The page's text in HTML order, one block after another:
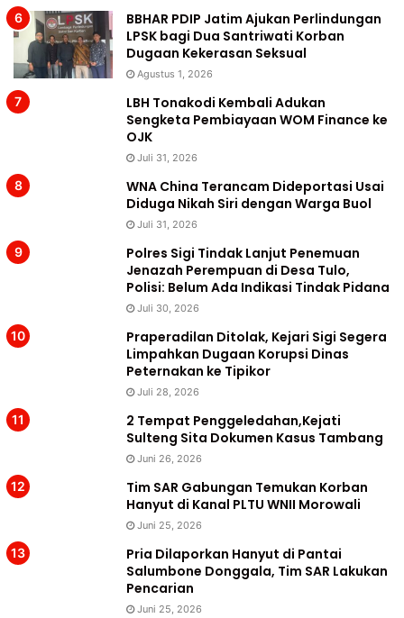
BBHAR PDIP Jatim Ajukan Perlindungan
LPSK bagi Dua Santriwati Korban
Dugaan Kekerasan Seksual
Agustus 1, 2026
LBH Tonakodi Kembali Adukan
Sengketa Pembiayaan WOM Finance ke
OJK
Juli 31, 2026
WNA China Terancam Dideportasi Usai
Diduga Nikah Siri dengan Warga Buol
Juli 31, 2026
Polres Sigi Tindak Lanjut Penemuan
Jenazah Perempuan di Desa Tulo,
Polisi: Belum Ada Indikasi Tindak Pidana
Juli 30, 2026
Praperadilan Ditolak, Kejari Sigi Segera
Limpahkan Dugaan Korupsi Dinas
Peternakan ke Tipikor
Juli 28, 2026
2 Tempat Penggeledahan,Kejati
Sulteng Sita Dokumen Kasus Tambang
Juni 26, 2026
Tim SAR Gabungan Temukan Korban
Hanyut di Kanal PLTU WNII Morowali
Juni 25, 2026
Pria Dilaporkan Hanyut di Pantai
Salumbone Donggala, Tim SAR Lakukan
Pencarian
Juni 25, 2026